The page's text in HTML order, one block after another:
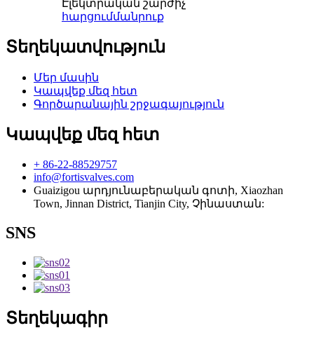
Էլեկտրական շարժիչ
հարցումմանրուք
Տեղեկատվություն
Մեր մասին
Կապվեք մեզ հետ
Գործարանային շրջագայություն
Կապվեք մեզ հետ
+ 86-22-88529757
info@fortisvalves.com
Guaizigou արդյունաբերական գոտի, Xiaozhan
Town, Jinnan District, Tianjin City, Չինաստան:
SNS
Տեղեկագիր